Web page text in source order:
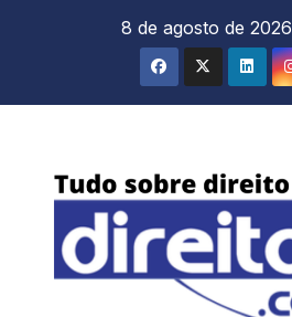
8 de agosto de 2026